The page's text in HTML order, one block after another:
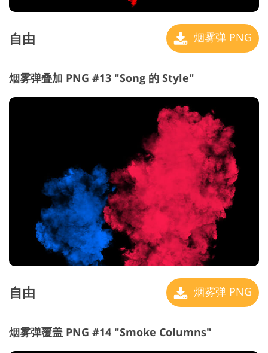
自由 烟雾弹 PNG
烟雾弹叠加 PNG #13 "Song 的 Style"
自由 烟雾弹 PNG
烟雾弹覆盖 PNG #14 "Smoke Columns"